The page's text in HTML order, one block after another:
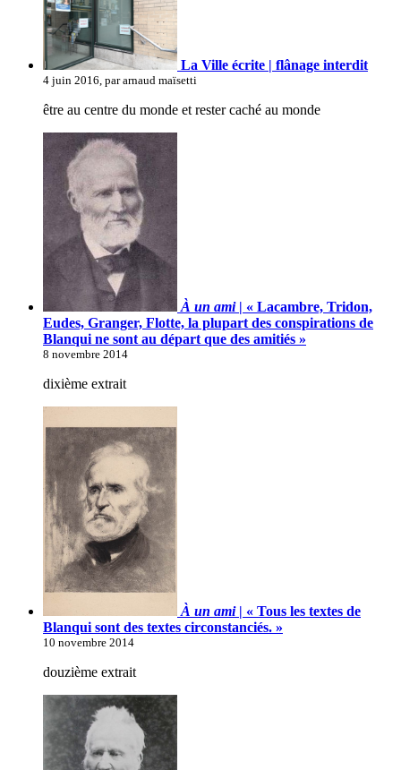
La Ville écrite | flânage interdit
4 juin 2016, par arnaud maïsetti
être au centre du monde et rester caché au monde
À un ami| « Lacambre, Tridon,
Eudes, Granger, Flotte, la plupart des conspirations de
Blanqui ne sont au départ que des amitiés »
8 novembre 2014
dixième extrait
À un ami| « Tous les textes de
Blanqui sont des textes circonstanciés. »
10 novembre 2014
douzième extrait